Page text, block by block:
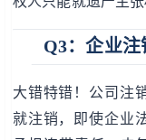
Q3：企业注
大错特错！公司注
就注销，即使企业